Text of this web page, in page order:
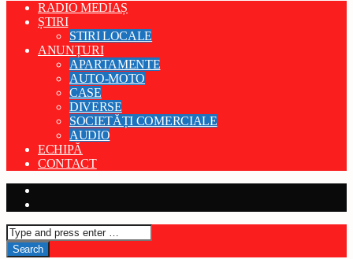
RADIO MEDIAȘ
ȘTIRI
STIRI LOCALE
ANUNȚURI
APARTAMENTE
AUTO-MOTO
CASE
DIVERSE
SOCIETĂȚI COMERCIALE
AUDIO
ECHIPĂ
CONTACT